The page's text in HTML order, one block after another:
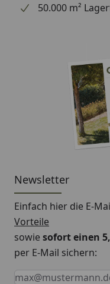
50.000 m²
Newsletter
Einfach hier die E-
Vorteile
sowiesofort einen
per E-Mail sichern:
Keine Eingabe
Eingabe erforderlich
E-Mail *